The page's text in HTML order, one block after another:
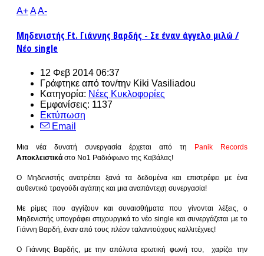
A+AA-
Μηδενιστής Ft. Γιάννης Βαρδής - Σε έναν άγγελο μιλώ /
Νέο single
12 Φεβ 2014 06:37
Γράφτηκε από τον/την Kiki Vasiliadou
Κατηγορία: Νέες Κυκλοφορίες
Εμφανίσεις: 1137
Εκτύπωση
Email
Μια νέα δυνατή συνεργασία έρχεται από τη Panik Records
Αποκλειστικά στο Νο1 Ραδιόφωνο της Καβάλας!
O
Μηδενιστής ανατρέπει ξανά τα δεδομένα και επιστρέφει με ένα
αυθεντικό τραγούδι αγάπης και μια αναπάντεχη συνεργασία!
Με ρίμες που αγγίζουν και συναισθήματα που γίνονται λέξεις, ο
Μηδενιστής υπογράφει στιχουργικά το νέο single και συνεργάζεται με το
Γιάννη Βαρδή, έναν από τους πλέον ταλαντούχους καλλιτέχνες!
Ο Γιάννης Βαρδής, με την απόλυτα ερωτική φωνή του, χαρίζει την